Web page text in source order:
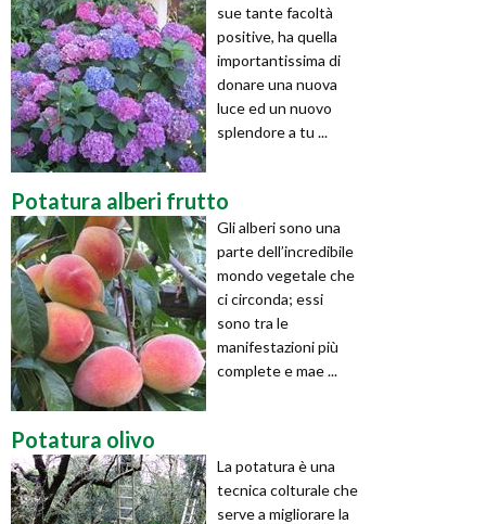
sue tante facoltà
positive, ha quella
importantissima di
donare una nuova
luce ed un nuovo
splendore a tu ...
Potatura alberi frutto
Gli alberi sono una
parte dell’incredibile
mondo vegetale che
ci circonda; essi
sono tra le
manifestazioni più
complete e mae ...
Potatura olivo
La potatura è una
tecnica colturale che
serve a migliorare la